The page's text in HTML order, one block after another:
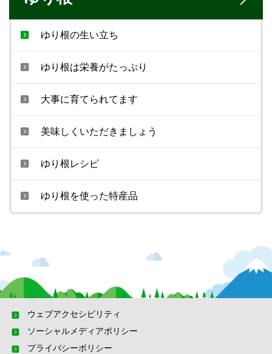
ゆり根の生い立ち
ゆり根は栄養がたっぷり
大事に育てられてます
美味しくいただきましょう
ゆり根レシピ
ゆり根を使った特産品
ウェブアクセシビリティ
ソーシャルメディアポリシー
プライバシーポリシー